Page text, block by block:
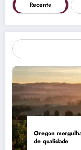
Recente
Oregon
de qualidade